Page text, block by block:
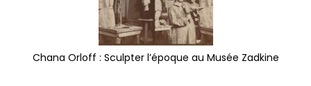
Chana Orloff : Sculpter l’époque au Musée Zadkine